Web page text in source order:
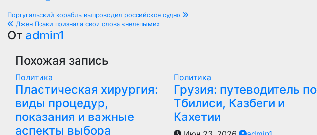
Навигация
по
записям
Португальский корабль выпроводил российское судно
Джен Псаки признала свои слова «нелепыми»
От admin1
Похожая запись
Политика
Пластическая хирургия:
виды процедур,
показания и важные
аспекты выбора
Политика
Грузия: путеводитель по
Тбилиси, Казбеги и
Кахетии